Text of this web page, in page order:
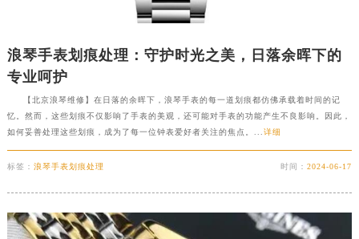
浪琴手表划痕处理：守护时光之美，日落余晖下的
专业呵护
【北京浪琴维修】在日落的余晖下，浪琴手表的每一道划痕都仿佛承载着时间的记
忆。然而，这些划痕不仅影响了手表的美观，还可能对手表的功能产生不良影响。因此，
如何妥善处理这些划痕，成为了每一位钟表爱好者关注的焦点。... 详细
标签： 浪琴手表划痕处理 时间：2024-06-17